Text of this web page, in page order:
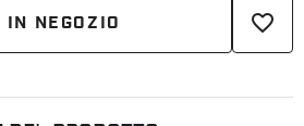
IN NEGOZIO favorite_border